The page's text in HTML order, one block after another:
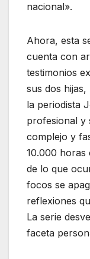
nacional».
Ahora, esta
cuenta con
testimonios
sus dos
la periodista
profesional y
complejo y
10.000 horas
de lo que
focos se
reflexiones
La serie
faceta